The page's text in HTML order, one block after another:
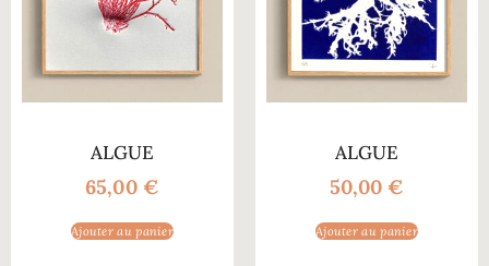
ALGUE
65,00 €
Ajouter au panier
ALGUE
50,00 €
Ajouter au panier